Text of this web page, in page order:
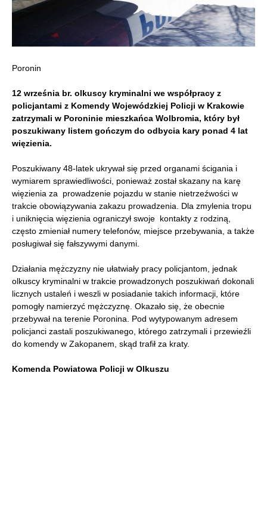
Poronin
12 września br. olkuscy kryminalni we współpracy z
policjantami z Komendy Wojewódzkiej Policji w Krakowie
zatrzymali w Poroninie mieszkańca Wolbromia, który był
poszukiwany listem gończym do odbycia kary ponad 4 lat
więzienia.
Poszukiwany 48-latek ukrywał się przed organami ścigania i
wymiarem sprawiedliwości, ponieważ został skazany na karę
więzienia za prowadzenie pojazdu w stanie nietrzeźwości w
trakcie obowiązywania zakazu prowadzenia. Dla zmylenia tropu
i uniknięcia więzienia ograniczył swoje kontakty z rodziną,
często zmieniał numery telefonów, miejsce przebywania, a także
posługiwał się fałszywymi danymi.
Działania mężczyzny nie ułatwiały pracy policjantom, jednak
olkuscy kryminalni w trakcie prowadzonych poszukiwań dokonali
licznych ustaleń i weszli w posiadanie takich informacji, które
pomogły namierzyć mężczyznę. Okazało się, że obecnie
przebywał na terenie Poronina. Pod wytypowanym adresem
policjanci zastali poszukiwanego, którego zatrzymali i przewieźli
do komendy w Zakopanem, skąd trafił za kraty.
Komenda Powiatowa Policji w Olkuszu